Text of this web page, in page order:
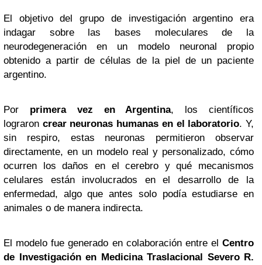
El objetivo del grupo de investigación argentino era
indagar sobre las bases moleculares de la
neurodegeneración en un modelo neuronal propio
obtenido a partir de células de la piel de un paciente
argentino.
Por primera vez en Argentina, los científicos
lograron crear neuronas humanas en el laboratorio. Y,
sin respiro, estas neuronas permitieron observar
directamente, en un modelo real y personalizado, cómo
ocurren los daños en el cerebro y qué mecanismos
celulares están involucrados en el desarrollo de la
enfermedad, algo que antes solo podía estudiarse en
animales o de manera indirecta.
El modelo fue generado en colaboración entre el Centro
de Investigación en Medicina Traslacional Severo R.